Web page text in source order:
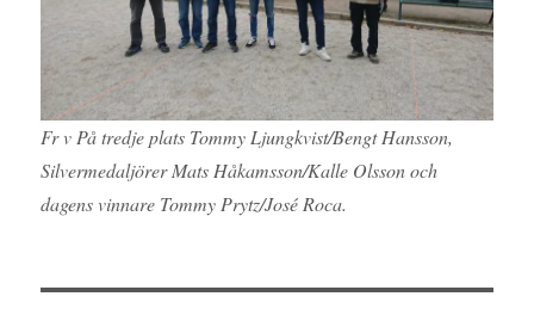
Fr v På tredje plats Tommy Ljungkvist/Bengt Hansson,
Silvermedaljörer Mats Håkamsson/Kalle Olsson och
dagens vinnare Tommy Prytz/José Roca.